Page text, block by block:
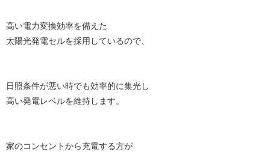
高い電力変換効率を備えた
太陽光発電セルを採用しているので、
日照条件が悪い時でも効率的に集光し
高い発電レベルを維持します。
家のコンセントから充電する方が